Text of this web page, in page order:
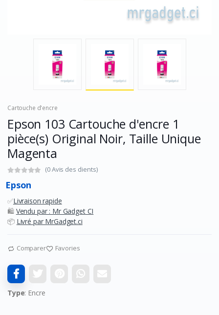
Cartouche d'encre
Epson 103 Cartouche d'encre 1
pièce(s) Original Noir, Taille Unique
Magenta
(0 Avis des clients)
Epson
✅Livraison rapide
🛍️ Vendu par : Mr Gadget CI
📦 Livré par MrGadget.ci
Comparer Favories
Type: Encre